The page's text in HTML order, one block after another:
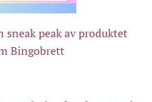
sneak peak av produktet
Bingobrett